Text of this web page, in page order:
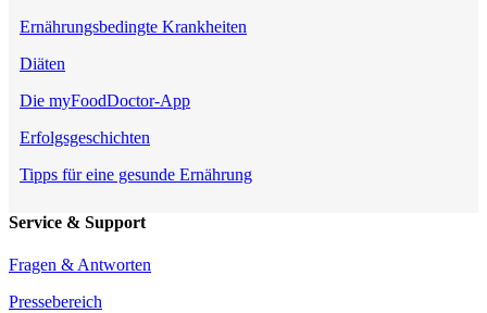
Ernährungsbedingte Krankheiten
Diäten
Die myFoodDoctor-App
Erfolgsgeschichten
Tipps für eine gesunde Ernährung
Service & Support
Fragen & Antworten
Pressebereich